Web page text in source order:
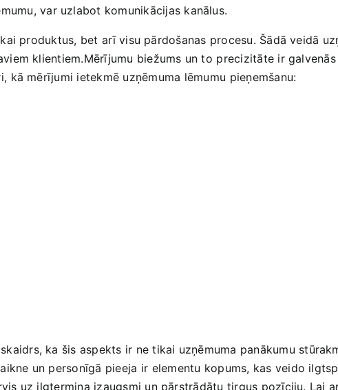
var uzlabot komunikācijas kanālus.
produktus, bet⁣ arī visu pārdošanas procesu. Šādā veidā
‌klientiem.Mērījumu biežums un to⁤ precizitāte ‌ir
mērījumi ietekmē uzņēmuma ⁣lēmumu⁣ pieņemšanu:
ka šis aspekts ir ne ‌tikai uzņēmuma panākumu
un personīgā pieeja ⁢ir⁢ elementu kopums, kas veido
uz ilgtermiņa izaugsmi un pārstrādātu tirgus pozīciju. Lai